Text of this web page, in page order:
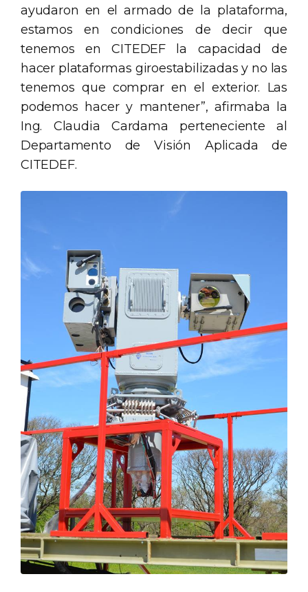
ayudaron en el armado de la plataforma,
estamos en condiciones de decir que
tenemos en CITEDEF la capacidad de
hacer plataformas giroestabilizadas y no las
tenemos que comprar en el exterior. Las
podemos hacer y mantener”, afirmaba la
Ing. Claudia Cardama perteneciente al
Departamento de Visión Aplicada de
CITEDEF.